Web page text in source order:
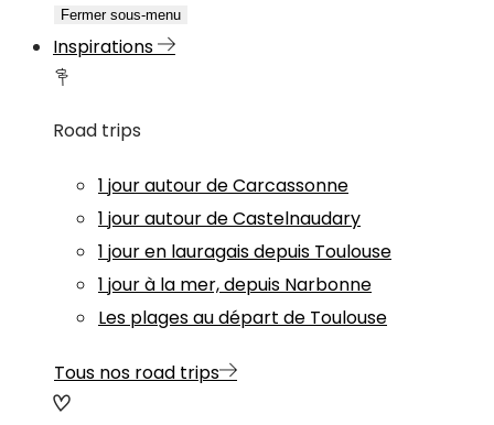
Fermer sous-menu
Inspirations
Road trips
1 jour autour de Carcassonne
1 jour autour de Castelnaudary
1 jour en lauragais depuis Toulouse
1 jour à la mer, depuis Narbonne
Les plages au départ de Toulouse
Tous nos road trips